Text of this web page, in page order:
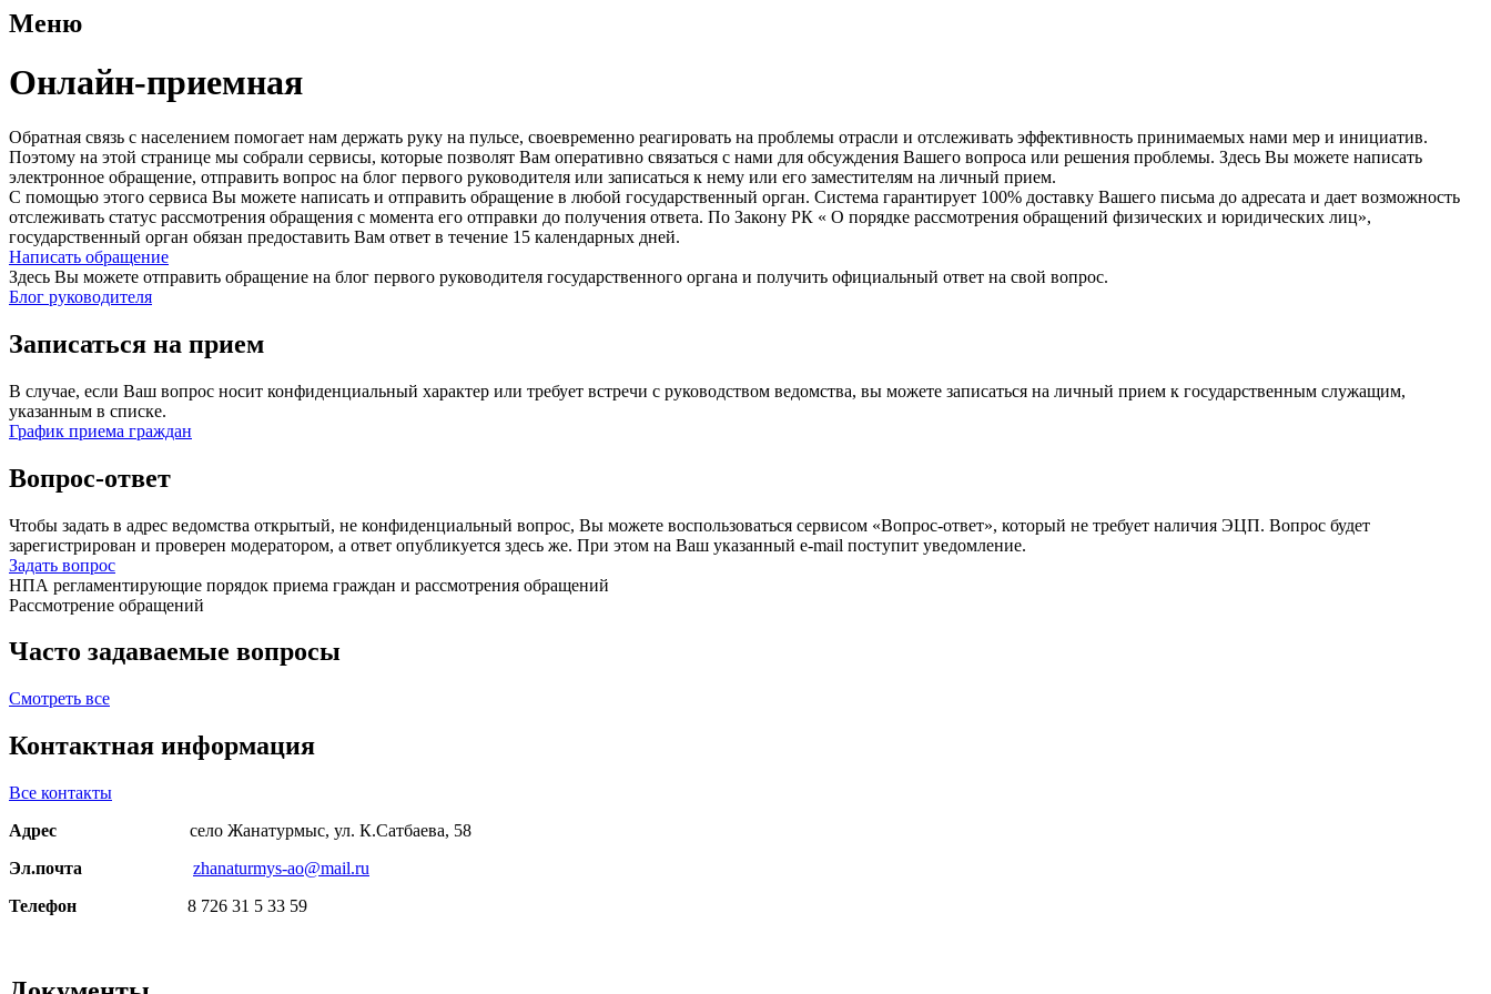
Меню
Онлайн-приемная
Обратная связь с населением помогает нам держать руку на пульсе, своевременно реагировать на проблемы отрасли и отслеживать эффективность принимаемых нами мер и инициатив.
Поэтому на этой странице мы собрали сервисы, которые позволят Вам оперативно связаться с нами для обсуждения Вашего вопроса или решения проблемы. Здесь Вы можете написать
электронное обращение, отправить вопрос на блог первого руководителя или записаться к нему или его заместителям на личный прием.
С помощью этого сервиса Вы можете написать и отправить обращение в любой государственный орган. Система гарантирует 100% доставку Вашего письма до адресата и дает возможность
отслеживать статус рассмотрения обращения с момента его отправки до получения ответа. По Закону РК « О порядке рассмотрения обращений физических и юридических лиц»,
государственный орган обязан предоставить Вам ответ в течение 15 календарных дней.
Написать обращение
Здесь Вы можете отправить обращение на блог первого руководителя государственного органа и получить официальный ответ на свой вопрос.
Блог руководителя
Записаться на прием
В случае, если Ваш вопрос носит конфиденциальный характер или требует встречи с руководством ведомства, вы можете записаться на личный прием к государственным служащим,
указанным в списке.
График приема граждан
Вопрос-ответ
Чтобы задать в адрес ведомства открытый, не конфиденциальный вопрос, Вы можете воспользоваться сервисом «Вопрос-ответ», который не требует наличия ЭЦП. Вопрос будет
зарегистрирован и проверен модератором, а ответ опубликуется здесь же. При этом на Ваш указанный e-mail поступит уведомление.
Задать вопрос
НПА регламентирующие порядок приема граждан и рассмотрения обращений
Рассмотрение обращений
Часто задаваемые вопросы
Смотреть все
Контактная информация
Все контакты
Адрес
село Жанатурмыс, ул. К.Сатбаева, 58
Эл.почта zhanaturmys-ao@mail.ru
Телефон 8 726 31 5 33 59